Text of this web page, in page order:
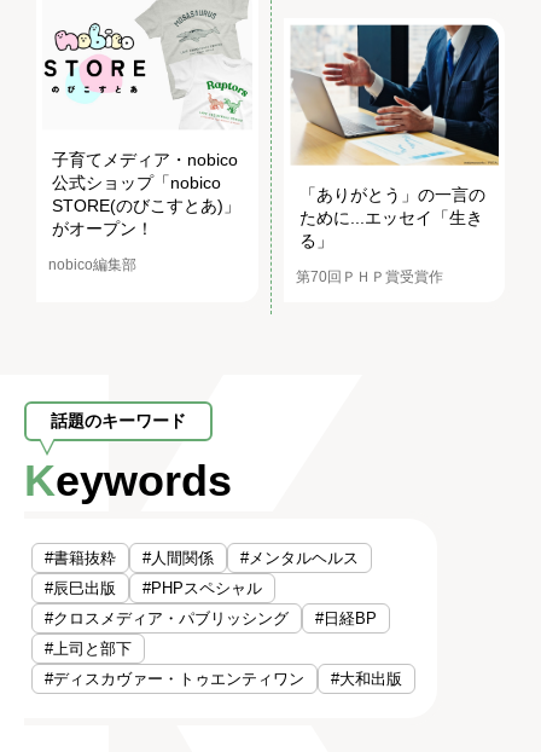
子育てメディア・nobico
公式ショップ「nobico
STORE(のびこすとあ)」
がオープン！
nobico編集部
「ありがとう」の一言の
ために...エッセイ「生き
る」
第70回ＰＨＰ賞受賞作
話題のキーワード
Keywords
#書籍抜粋 #人間関係
#メンタルヘルス
#辰巳出版
#PHPスペシャル
#クロスメディア・パブリッシング
#日経BP
#上司と部下
#ディスカヴァー・トゥエンティワン
#大和出版